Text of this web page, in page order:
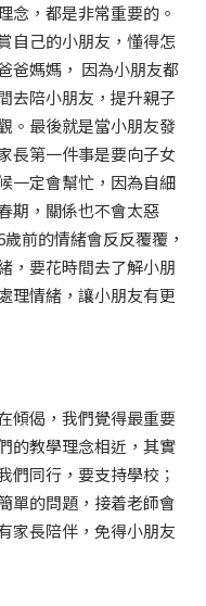
念，都是非常重要的。
自己的小朋友，懂得怎
爸媽媽， 因為小朋友都
去陪小朋友，提升親子
。最後就是當小朋友發
長第一件事是要向子女
一定會幫忙，因為自細
期，關係也不會太惡
前的情緒會反反覆覆，
，要花時間去了解小朋
理情緒，讓小朋友有更
傾偈，我們覺得最重要
的教學理念相近，其實
們同行，要支持學校；
單的問題，接着老師會
家長陪伴，免得小朋友